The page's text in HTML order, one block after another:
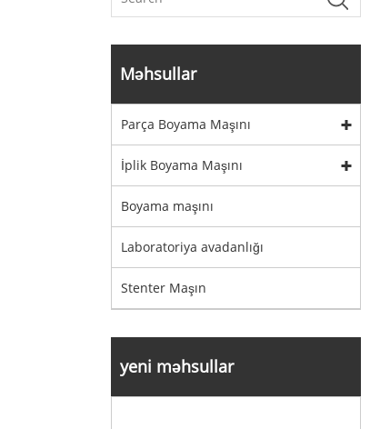
Məhsullar
Parça Boyama Maşını
İplik Boyama Maşını
Boyama maşını
Laboratoriya avadanlığı
Stenter Maşın
yeni məhsullar